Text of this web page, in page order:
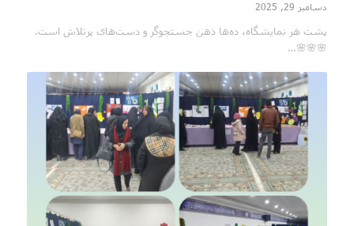
دسامبر 29, 2025
پشت هر نمایشگاه، ده‌ها ذهن جستجوگر و دست‌های پرتلاش است.
🌸🌸🌸…